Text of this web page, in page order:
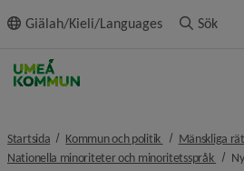
innehållet
Giälah/Kieli/Languages Sök
Startsida Kommun och politik nivå iMänskliga
Nationella minoriteter och minoritetsspråk nivå